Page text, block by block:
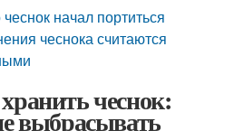
начал портиться
чеснока считаются
чеснок:
выбрасывать